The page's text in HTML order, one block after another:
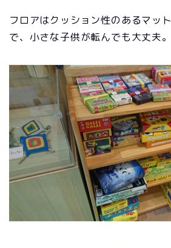
フロアはクッション性のあるマッ
で、小さな子供が転んでも大丈夫。